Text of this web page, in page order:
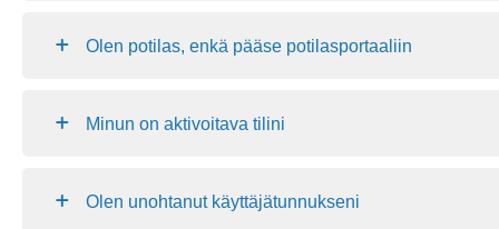
Olen potilas, enkä pääse potilasportaaliin
Minun on aktivoitava tilini
Olen unohtanut käyttäjätunnukseni